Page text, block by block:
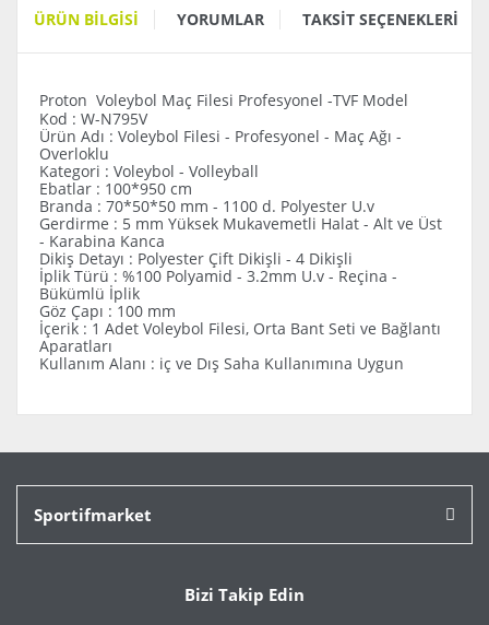
ÜRÜN BILGISI YORUMLAR TAKSIT SEÇENEKLERI
Proton Voleybol Maç Filesi Profesyonel -TVF Model
Kod : W-N795V
Ürün Adı : Voleybol Filesi - Profesyonel - Maç Ağı -
Overloklu
Kategori : Voleybol - Volleyball
Ebatlar : 100*950 cm
Branda : 70*50*50 mm - 1100 d. Polyester U.v
Gerdirme : 5 mm Yüksek Mukavemetli Halat - Alt ve Üst
- Karabina Kanca
Dikiş Detayı : Polyester Çift Dikişli - 4 Dikişli
İplik Türü : %100 Polyamid - 3.2mm U.v - Reçina -
Bükümlü İplik
Göz Çapı : 100 mm
İçerik : 1 Adet Voleybol Filesi, Orta Bant Seti ve Bağlantı
Aparatları
Kullanım Alanı : iç ve Dış Saha Kullanımına Uygun
Bu ürüne ilk yorumu siz yapın!
Bu ürünün fiyat bilgisi, resim, ürün açıklamalarında ve
formunu kullanarak tarafımıza iletebilirsiniz.
Ürün bilgilerinde hatalar bulunuyor.
Sportifmarket
Bizi Takip Edin